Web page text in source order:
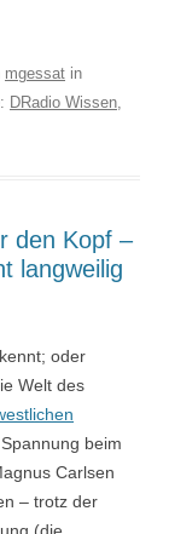
mgessat in
DRadio Wissen
den Kopf –
langweilig
oder
Welt des
beim
Carlsen
– trotz der